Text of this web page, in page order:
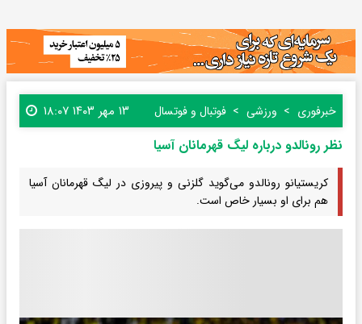
خبرفوری ورزشی فوتبال و فوتسال ۱۳ مهر ۱۴۰۳ ۱۸:۰۷
نظر رونالدو درباره لیگ قهرمانان آسیا
کریستیانو رونالدو می‌گوید گلزنی و پیروزی در لیگ قهرمانان آسیا
هم برای او بسیار خاص است.